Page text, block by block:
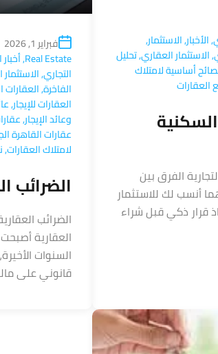
,الأخبار,الاستثمار,
,الاستثمار العقاري,تحليل
أساسية لامتلاك
العقارات
الفرق بين
أنسب لك للاستثمار
قرار ذكي قبل شراء
فبراير 1, 2026
Real Estate
,
التجاري,
الفاخرة,العقارات
العقارات للإيجار,
وعائد الإيجار,
عقارات القاهرة
لامتلاك العقارات,
الضرائب
الضرائب
العقارية
السنوات
قانوني على